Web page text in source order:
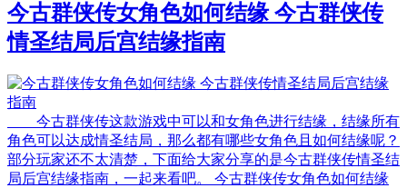
今古群侠传女角色如何结缘 今古群侠传
情圣结局后宫结缘指南
今古群侠传这款游戏中可以和女角色进行结缘，结缘所有
角色可以达成情圣结局，那么都有哪些女角色且如何结缘呢？
部分玩家还不太清楚，下面给大家分享的是今古群侠传情圣结
局后宫结缘指南，一起来看吧。 今古群侠传女角色如何结缘